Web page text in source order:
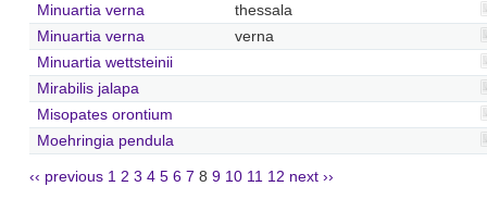
Minuartia verna
thessala
Minuartia verna
verna
Minuartia wettsteinii
Mirabilis jalapa
Misopates orontium
Moehringia pendula
‹‹ previous 1 2 3 4 5 6 7 8 9 10 11 12 next ››